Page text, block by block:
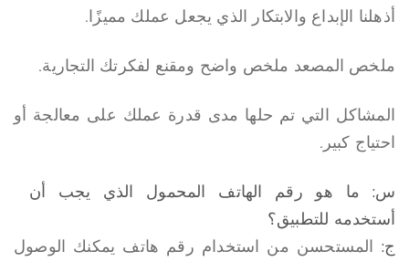
أذهلنا الإبداع والابتكار الذي يجعل عملك مميزًا.
ملخص المصعد ملخص واضح ومقنع لفكرتك التجارية.
المشاكل التي تم حلها مدى قدرة عملك على معالجة أو
احتياج كبير.
س: ما هو رقم الهاتف المحمول الذي يجب أن
أستخدمه للتطبيق؟
ج: المستحسن من استخدام رقم هاتف يمكنك الوصول